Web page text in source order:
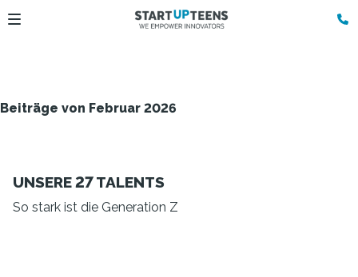
Beiträge von Februar 2026
UNSERE 27 TALENTS
So stark ist die Generation Z